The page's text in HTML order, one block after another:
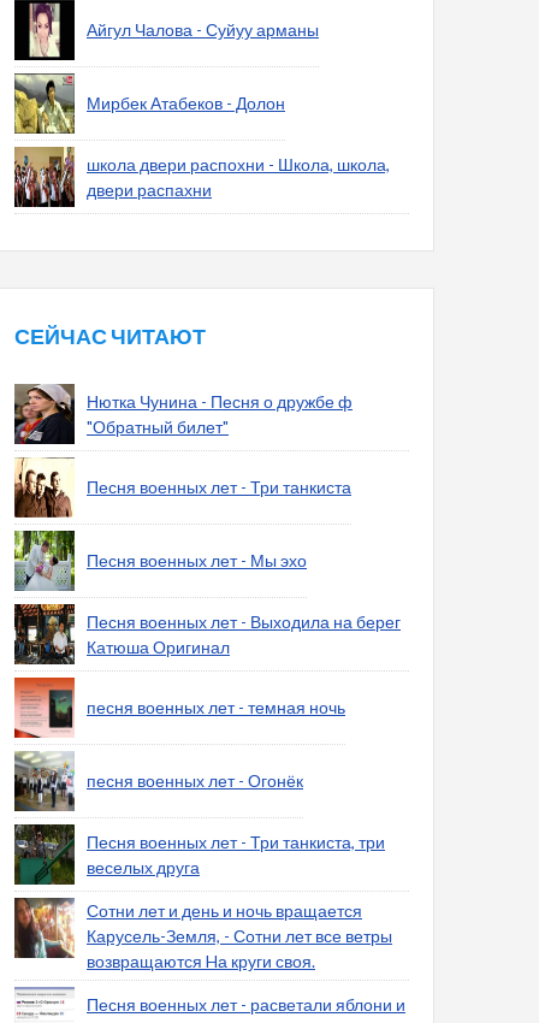
Айгул Чалова - Суйуу арманы
Мирбек Атабеков - Долон
школа двери распохни - Школа, школа,
двери распахни
СЕЙЧАС ЧИТАЮТ
Нютка Чунина - Песня о дружбе ф
"Обратный билет"
Песня военных лет - Три танкиста
Песня военных лет - Мы эхо
Песня военных лет - Выходила на берег
Катюша Оригинал
песня военных лет - темная ночь
песня военных лет - Огонёк
Песня военных лет - Три танкиста, три
веселых друга
Сотни лет и день и ночь вращается
Карусель-Земля, - Сотни лет все ветры
возвращаются Hа круги своя.
Песня военных лет - расветали яблони и